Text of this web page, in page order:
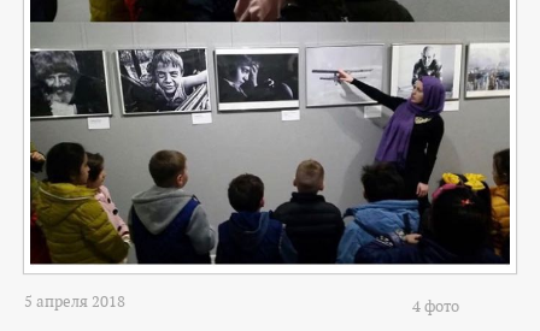
5 апреля 2018 4 фото